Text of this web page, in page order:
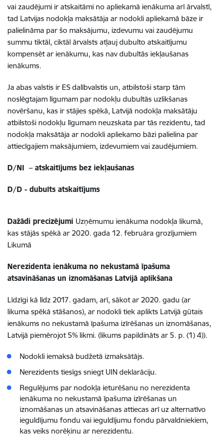
vai zaudējumi ir atskaitāmi no apliekamā ienākuma arī ārvalstī,
tad Latvijas nodokļa maksātāja ar nodokli apliekamā bāze ir
palielināma par šo maksājumu, izdevumu vai zaudējumu
summu tiktāl, ciktāl ārvalsts atļauj dubulto atskaitījumu
kompensēt ar ienākumu, kas nav dubultās iekļaušanas
ienākums.
Ja abas valstis ir ES dalībvalstis un, atbilstoši starp tām
noslēgtajam līgumam par nodokļu dubultās uzlikšanas
novēršanu, kas ir stājies spēkā, Latvijā nodokļa maksātāju
atbilstoši nodokļu līgumam neuzskata par tās rezidentu, tad
nodokļa maksātāja ar nodokli apliekamo bāzi palielina par
attiecīgajiem maksājumiem, izdevumiem vai zaudējumiem.
D/NI – atskaitījums bez iekļaušanas
D/D - dubults atskaitījums
Dažādi precizējumi Uzņēmumu ienākuma nodokļa likumā,
kas stājās spēkā ar 2020. gada 12. februāra grozījumiem
Likumā
Nerezidenta ienākuma no nekustamā īpašuma
atsavināšanas un iznomāšanas Latvijā aplikšana
Līdzīgi kā līdz 2017. gadam, arī, sākot ar 2020. gadu (ar
likuma spēkā stāšanos), ar nodokli tiek aplikts Latvijā gūtais
ienākums no nekustamā īpašuma izīrēšanas un iznomāšanas,
Latvijā piemērojot 5% likmi. (likums papildināts ar 5. p. (1) 4)).
Nodokli iemaksā budžetā izmaksātājs.
Nerezidents tiesīgs sniegt UIN deklarāciju.
Regulējums par nodokļa ieturēšanu no nerezidenta
ienākuma no nekustamā īpašuma izīrēšanas un
iznomāšanas un atsavināšanas attiecas arī uz alternatīvo
ieguldījumu fondu vai ieguldījumu fondu pārvaldniekiem,
kas veiks norēķinu ar nerezidentu.